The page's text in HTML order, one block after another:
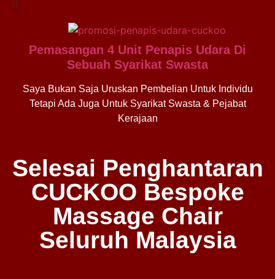
Pemasangan 4 Unit Penapis Udara Di
Sebuah Syarikat Swasta
Saya Bukan Saja Uruskan Pembelian Untuk Individu
Tetapi Ada Juga Untuk Syarikat Swasta & Pejabat
Kerajaan
Selesai Penghantaran
CUCKOO Bespoke
Massage Chair
Seluruh Malaysia